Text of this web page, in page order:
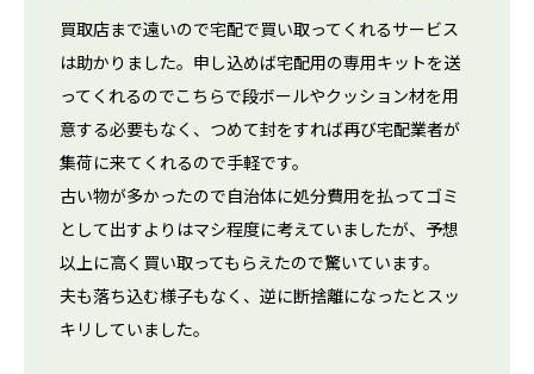
買取店まで遠いので宅配で買い取ってくれるサービス
は助かりました。申し込めば宅配用の専用キットを送
ってくれるのでこちらで段ボールやクッション材を用
意する必要もなく、つめて封をすれば再び宅配業者が
集荷に来てくれるので手軽です。
古い物が多かったので自治体に処分費用を払ってゴミ
として出すよりはマシ程度に考えていましたが、予想
以上に高く買い取ってもらえたので驚いています。
夫も落ち込む様子もなく、逆に断捨離になったとスッ
キリしていました。